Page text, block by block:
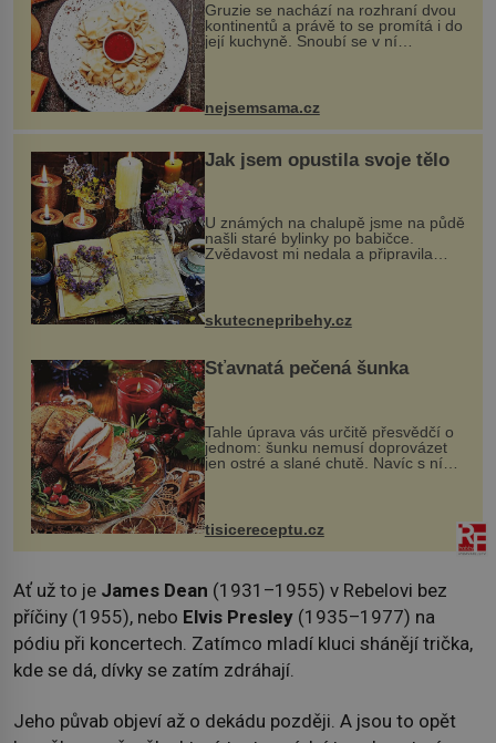
Gruzie se nachází na rozhraní dvou
kontinentů a právě to se promítá i do
její kuchyně. Snoubí se v ní
evropské a asijské chutě a díky tomu
vznikají rozmanité a chuťově bohaté
pokrmy, které rozhodně st...
nejsemsama.cz
Jak jsem opustila svoje tělo
U známých na chalupě jsme na půdě
našli staré bylinky po babičce.
Zvědavost mi nedala a připravila
jsem si z nich lektvar… Zimní pobyt
na chalupě se pro mě vlastní vinou
změnil v děsivý zážitek, na kt...
skutecnepribehy.cz
Šťavnatá pečená šunka
Tahle úprava vás určitě přesvědčí o
jednom: šunku nemusí doprovázet
jen ostré a slané chutě. Navíc s ní
nakrmíte poměrně hodně hladových
krků. Ingredience sádlo 3 kg šunky
vcelku 3 stroužky česneku hl...
tisicereceptu.cz
Ať už to je James Dean (1931–1955) v Rebelovi bez
příčiny (1955), nebo Elvis Presley (1935–1977) na
pódiu při koncertech. Zatímco mladí kluci shánějí trička,
kde se dá, dívky se zatím zdráhají.
Jeho půvab objeví až o dekádu později. A jsou to opět